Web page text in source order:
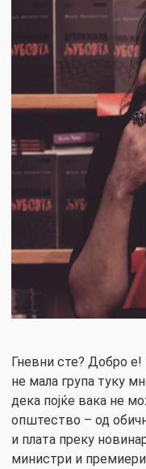
Гневни сте? Добро
не мала група туку
дека појќе вака не
општество – од
и плата преку
министри и